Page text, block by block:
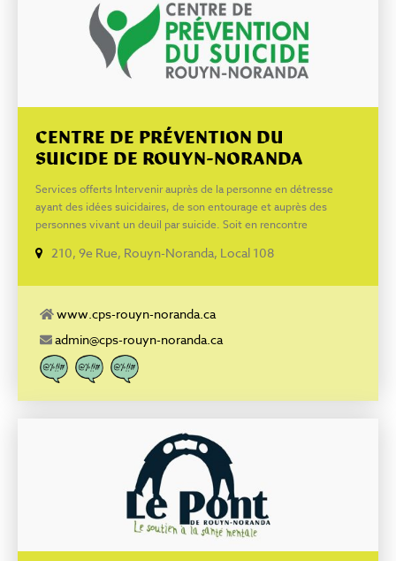
CENTRE DE PRÉVENTION DU
SUICIDE DE ROUYN-NORANDA
Services offerts Intervenir auprès de la personne en détresse
ayant des idées suicidaires, de son entourage et auprès des
personnes vivant un deuil par suicide. Soit en rencontre
accompagnement. Le groupe de soutien aux endeuillés est offert
permettre l’expression du vécu individuel de chacun, dans un
postvention auprès des familles, des milieux de vie, des milieux
scolaires et des milieux de travail. Unique au domaine de la
prévention du suicide, la postvention se résume à l’intervention
suite à une tentative de suicide complétée ou non.
210, 9e Rue, Rouyn-Noranda, Local 108
www.cps-rouyn-noranda.ca
admin@cps-rouyn-noranda.ca